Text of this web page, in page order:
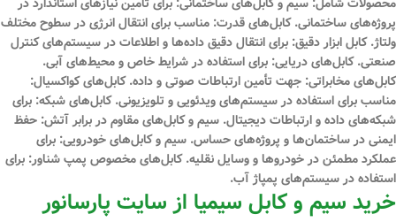
پروژه‌های ساختمانی. کابل‌های قدرت: مناسب برای انتقال انرژی در سطوح مختلف
ولتاژ. کابل ابزار دقیق: برای انتقال دقیق داده‌ها و اطلاعات در سیستم‌های کنترل
صنعتی. کابل‌های دریایی: برای استفاده در شرایط خاص و محیط‌های آبی.
کابل‌های مخابراتی: جهت تأمین ارتباطات صوتی و داده. کابل‌های کواکسیال:
مناسب برای استفاده در سیستم‌های ویدئویی و تلویزیونی. کابل‌های شبکه: برای
شبکه‌های داده و ارتباطات دیجیتال. سیم و کابل‌های مقاوم در برابر آتش: حفظ
ایمنی در ساختمان‌ها و پروژه‌های حساس. سیم و کابل‌های خودرویی: برای
عملکرد مطمئن در خودروها و وسایل نقلیه. کابل‌های مخصوص پمپ شناور: برای
استفاده در سیستم‌های پمپاژ آب.
خرید سیم و کابل سیمیا از سایت پارسانور